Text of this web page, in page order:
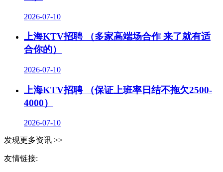
2026-07-10
上海KTV招聘 （多家高端场合作 来了就有适
合你的）
2026-07-10
上海KTV招聘 （保证上班率日结不拖欠2500-
4000）
2026-07-10
发现更多资讯 >>
友情链接: